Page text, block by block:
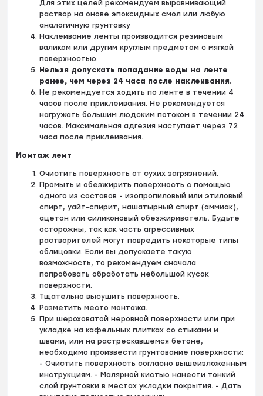
Для этих целей рекомендуем выравнивающий
раствор на онове эпоксидных смол или любую
аналогичную грунтовку
Наклеивание ленты производится резиновым
валиком или другим круглым предметом с мягкой
поверхностью.
Нельзя допускать попадание воды на ленте
ранее, чем через 24 часа после наклеивания.
Не рекомендуется ходить по ленте в течении 4
часов после приклеивания. Не рекомендуется
нагружать большим людским потоком в течении 24
часов. Максимальная адгезия наступает через 72
часа после приклеивания.
Монтаж лент
Очистить поверхность от сухих загрязнений.
Промыть и обезжирить поверхность с помощью
одного из составов - изопропиловый или этиловый
спирт, уайт-спирит, нашатырный спирт (аммиак),
ацетон или силиконовый обезжириватель. Будьте
осторожны, так как часть агрессивных
растворителей могут повредить некоторые типы
облицовки. Если вы допускаете такую
возможность, то рекомендуем сначала
попробовать обработать небольшой кусок
поверхности.
Тщательно высушить поверхность.
Разметить место монтажа.
При шероховатой неровной поверхности или при
укладке на кафельных плитках со стыками и
швами, или на растрескавшемся бетоне,
необходимо произвести грунтование поверхности:
- Очистить поверхность согласно вышеизложенным
инструкциям. - Малярной кистью нанести тонкий
слой грунтовки в местах укладки покрытия. - Дать